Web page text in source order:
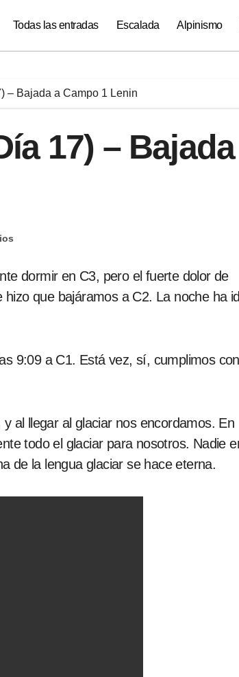
Todas las entradas Escalada Alpinismo
– Bajada a Campo 1 Lenin
17) –
que bajáramos a C2. La noche ha
9:09 a C1. Está vez, sí, cumplimos
al llegar al glaciar nos encordamos. En
todo el glaciar para nosotros. Nadie
de la lengua glaciar se hace eterna.